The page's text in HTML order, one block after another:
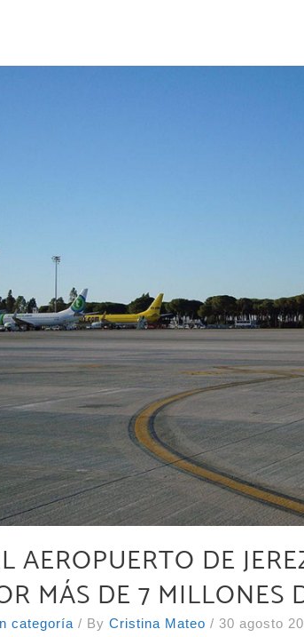
AEROPUERTO DE
MÁS DE 7 MILLONES
categoría / By Cristina Mateo / 30 agosto